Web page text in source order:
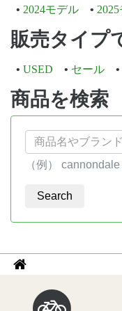
2024モデル
販売タイプ
USED セール
商品を検索
（例）
パ
ク